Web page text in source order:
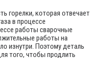
горелки, которая отвечает
в процессе
работы сварочные
работы на
изнутри. Поэтому деталь
того, чтобы продлить